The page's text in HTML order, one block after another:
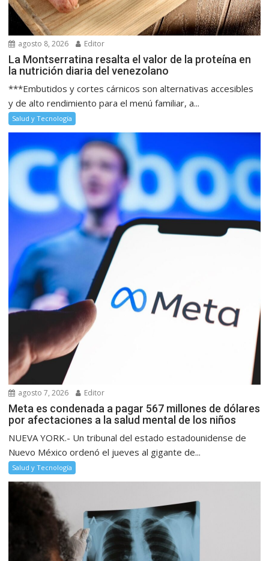
agosto 8, 2026 Editor
La Montserratina resalta el valor de la proteína en
la nutrición diaria del venezolano
***Embutidos y cortes cárnicos son alternativas accesibles
y de alto rendimiento para el menú familiar, a...
Salud y Tecnología
agosto 7, 2026 Editor
Meta es condenada a pagar 567 millones de dólares
por afectaciones a la salud mental de los niños
NUEVA YORK.- Un tribunal del estado estadounidense de
Nuevo México ordenó el jueves al gigante de...
Salud y Tecnología